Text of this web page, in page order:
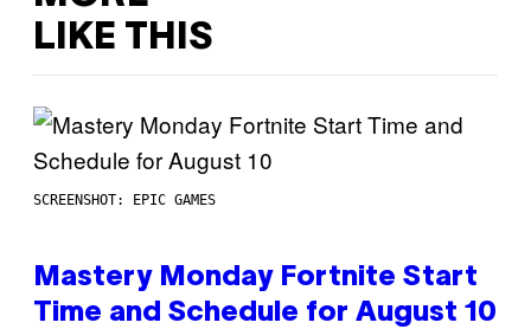
LIKE THIS
SCREENSHOT: EPIC GAMES
Mastery Monday Fortnite Start
Time and Schedule for August 10